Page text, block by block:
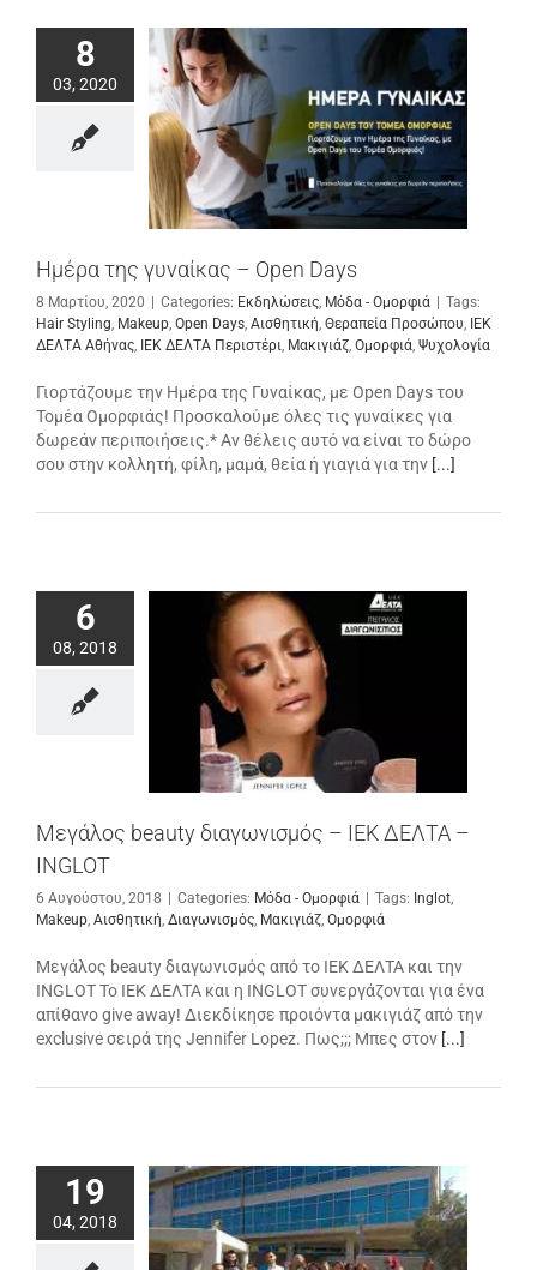
8
03, 2020
Ημέρα της γυναίκας – Open Days
8 Μαρτίου, 2020 Categories: Εκδηλώσεις, Μόδα - Ομορφιά
Tags:
Hair Styling, Makeup, Open Days, Αισθητική, Θεραπεία Προσώπου, ΙΕΚ
ΔΕΛΤΑ Αθήνας, ΙΕΚ ΔΕΛΤΑ Περιστέρι, Μακιγιάζ, Ομορφιά, Ψυχολογία
Γιορτάζουμε την Ημέρα της Γυναίκας, με Open Days του
Τομέα Ομορφιάς! Προσκαλούμε όλες τις γυναίκες για
δωρεάν περιποιήσεις.* Αν θέλεις αυτό να είναι το δώρο
σου στην κολλητή, φίλη, μαμά, θεία ή γιαγιά για την [...]
6
08, 2018
Μεγάλος beauty διαγωνισμός – ΙΕΚ ΔΕΛΤΑ –
INGLOT
6 Αυγούστου, 2018 | Categories: Μόδα - Ομορφιά | Tags: Inglot
Makeup Αισθητική Διαγωνισμός Μακιγιάζ Ομορφιά
Μεγάλος beauty διαγωνισμός από το ΙΕΚ ΔΕΛΤΑ και την
INGLOT Το ΙΕΚ ΔΕΛΤΑ και η INGLOT συνεργάζονται για ένα
απίθανο give away! Διεκδίκησε προιόντα μακιγιάζ από την
exclusive σειρά της Jennifer Lopez. Πως;;; Μπες στον [...]
19
04, 2018